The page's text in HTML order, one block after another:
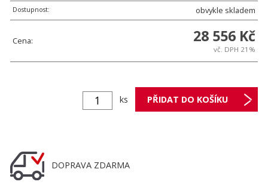
Dostupnost:
obvykle skladem
Cena: 28 556 Kč
vč. DPH 21%
ks
DOPRAVA ZDARMA